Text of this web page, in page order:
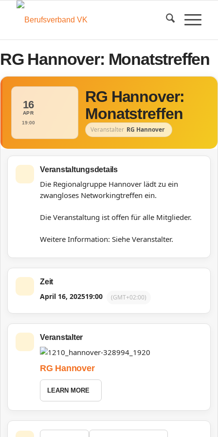
RG Hannover: Monatstreffen
16
APR
19:00
RG Hannover:
Monatstreffen
Veranstalter RG Hannover
Veranstaltungsdetails
Die Regionalgruppe Hannover lädt zu ein
zwangloses Networkingtreffen ein.
Die Veranstaltung ist offen für alle Mitglieder.
Weitere Information: Siehe Veranstalter.
Zeit
April 16, 202519:00 (GMT+02:00)
Veranstalter
RG Hannover
LEARN MORE